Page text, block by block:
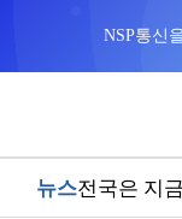
NSP통신
뉴스전국은 지금